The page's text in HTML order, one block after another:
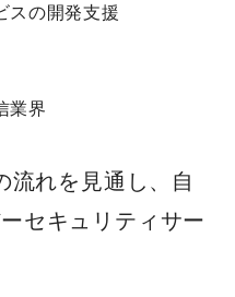
スの開発支援
業界
流れを見通し、自
セキュリティサー